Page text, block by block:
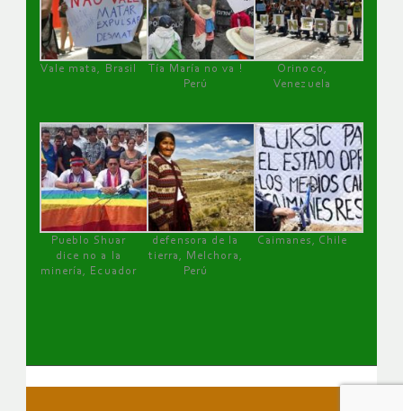
Vale mata, Brasil
Tía María no va !
Perú
Orinoco,
Venezuela
Pueblo Shuar
dice no a la
minería, Ecuador
defensora de la
tierra, Melchora,
Perú
Caimanes, Chile